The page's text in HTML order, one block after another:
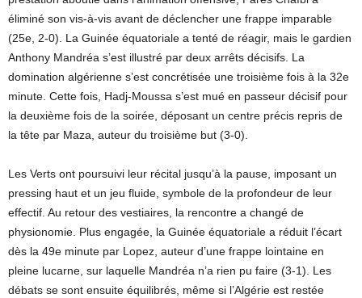
éliminé son vis-à-vis avant de déclencher une frappe imparable
(25e, 2-0). La Guinée équatoriale a tenté de réagir, mais le gardien
Anthony Mandréa s’est illustré par deux arrêts décisifs. La
domination algérienne s’est concrétisée une troisième fois à la 32e
minute. Cette fois, Hadj-Moussa s’est mué en passeur décisif pour
la deuxième fois de la soirée, déposant un centre précis repris de
la tête par Maza, auteur du troisième but (3-0).
Les Verts ont poursuivi leur récital jusqu’à la pause, imposant un
pressing haut et un jeu fluide, symbole de la profondeur de leur
effectif. Au retour des vestiaires, la rencontre a changé de
physionomie. Plus engagée, la Guinée équatoriale a réduit l’écart
dès la 49e minute par Lopez, auteur d’une frappe lointaine en
pleine lucarne, sur laquelle Mandréa n’a rien pu faire (3-1). Les
débats se sont ensuite équilibrés, même si l’Algérie est restée